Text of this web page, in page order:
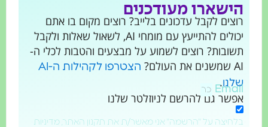
הישארו מעודכנים
רוצים לקבל עדכונים בלייב? רוצים מקום בו אתם
יכולים להתייעץ עם מומחי AI, לשאול שאלות ולקבל
תשובות? רוצים לשמוע על מבצעים והטבות לכלי ה-
הצטרפו לקהילות ה-AI
שלנו.
אפשר גם להרשם לניוזלטר שלנו
Email
בלחיצה על "הרשמה" אני מאשר/ת את תקנון האתר, מדיניות